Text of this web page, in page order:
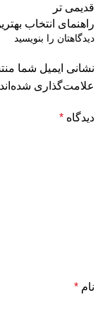
قدیمی تر
راهنمای انتخاب
دیدگاهتان را بنویسید
نشانی ایمیل شما
علامت‌گذاری شده‌اند
دیدگاه *
نام *